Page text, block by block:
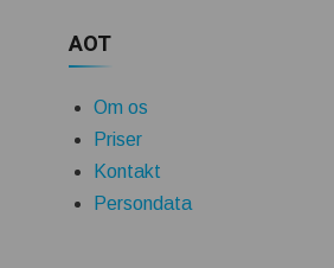
AOT
Om os
Priser
Kontakt
Persondata